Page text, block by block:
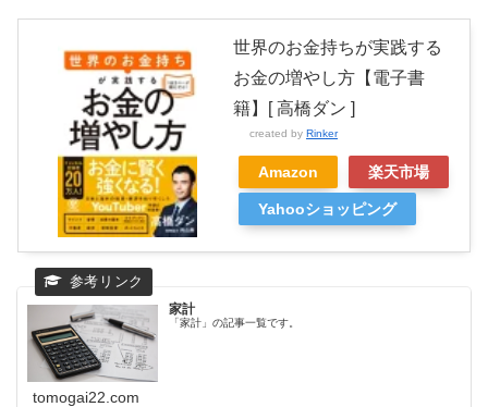
世界のお金持ちが実践する
お金の増やし方【電子書
籍】[ 高橋ダン ]
created by Rinker
Amazon 楽天市場
Yahooショッピング
家計
「家計」の記事一覧です。
tomogai22.com